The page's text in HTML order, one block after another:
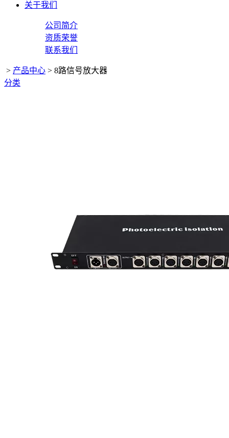
关于我们
公司简介
资质荣誉
联系我们
> 产品中心 > 8路信号放大器
分类